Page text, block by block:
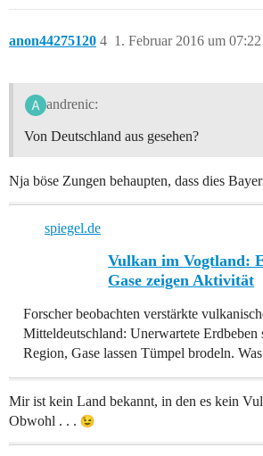
anon44275120 1. Februar 2016 um 07:22
4
andrenic:
Von Deutschland aus gesehen?
Nja böse Zungen behaupten, dass dies
spiegel.de
Vulkan im Vogtland:
Gase zeigen Aktivität
Forscher beobachten verstärkte
Mitteldeutschland: Unerwartete Erdbeben
Region, Gase lassen Tümpel brodeln.
Mir ist kein Land bekannt, in den es kein
Obwohl . . .